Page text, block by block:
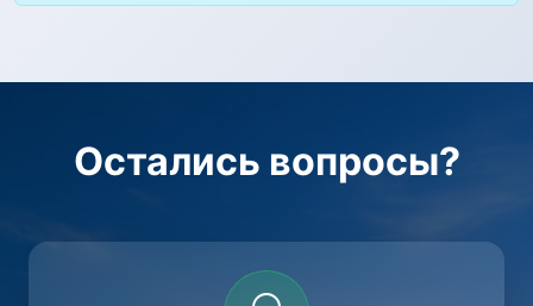
Остались вопросы?